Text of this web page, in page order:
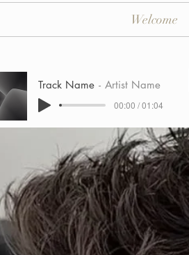
Welcome
Track Name Artist Name
00:00 / 01:04